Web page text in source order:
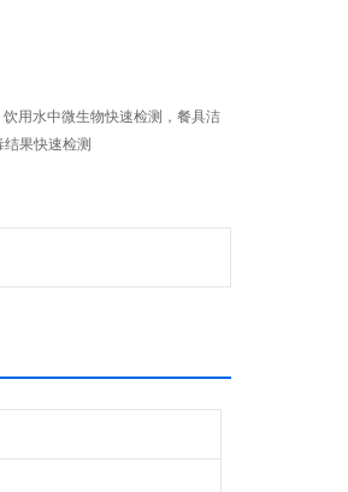
用水中微生物快速检测，餐具洁
果快速检测